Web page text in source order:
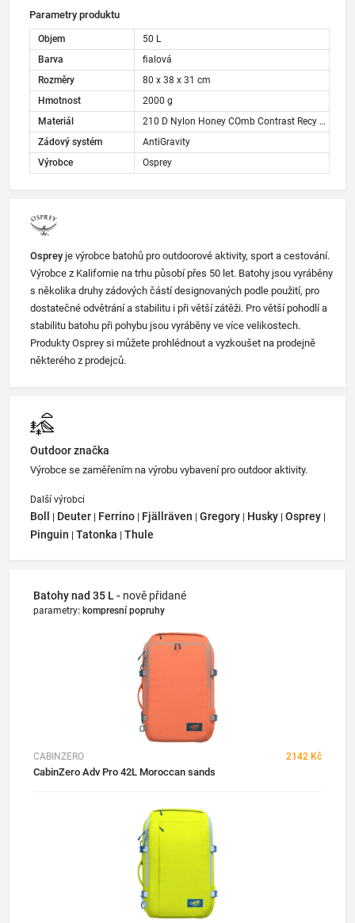
Parametry produktu
Objem
50 L
Barva
fialová
Rozměry
80 x 38 x 31 cm
Hmotnost
2000 g
Materiál
210 D Nylon Honey COmb Contrast Recy BSAPP C0
Zádový systém
AntiGravity
Výrobce
Osprey
Osprey je výrobce batohů pro outdoorové aktivity, sport a cestování.
Výrobce z Kalifornie na trhu působí přes 50 let. Batohy jsou vyráběny
s několika druhy zádových částí designovaných podle použití, pro
dostatečné odvětrání a stabilitu i při větší zátěži. Pro větší pohodlí a
stabilitu batohu při pohybu jsou vyráběny ve více velikostech.
Produkty Osprey si můžete prohlédnout a vyzkoušet na prodejně
některého z prodejců.
Outdoor značka
Výrobce se zaměřením na výrobu vybavení pro outdoor aktivity.
Další výrobci
Boll | Deuter | Ferrino | Fjällräven | Gregory | Husky | Osprey |
Pinguin | Tatonka | Thule
Batohy nad 35 L - nově přidané
parametry: kompresní popruhy
CABINZERO 2142 Kč
CabinZero Adv Pro 42L Moroccan sands